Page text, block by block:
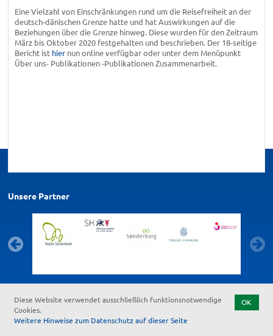
Eine Vielzahl von Einschränkungen rund um die Reisefreiheit an der
deutsch-dänischen Grenze hatte und hat Auswirkungen auf die
Beziehungen über die Grenze hinweg. Diese wurden für den Zeitraum
März bis Oktober 2020 festgehalten und beschrieben. Der 18-seitige
Bericht ist hiernun online verfügbar oder unter dem Menüpunkt
Über uns- Publikationen -Publikationen Zusammenarbeit.
Unsere Partner
Kontakt
Start
OK
Diese Website verwendet ausschließlich funktionsnotwendige
Cookies.
Weitere Hinweise zum Datenschutz auf dieser Seite